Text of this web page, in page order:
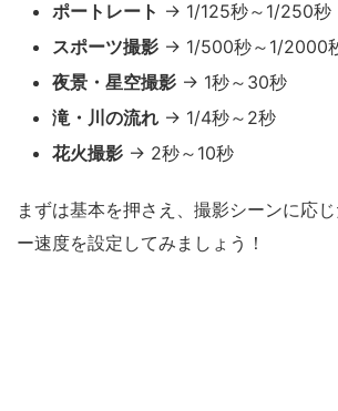
ポートレート → 1/125秒～1/250秒
スポーツ撮影 → 1/500秒～1/2000
夜景・星空撮影 → 1秒～30秒
滝・川の流れ → 1/4秒～2秒
花火撮影 → 2秒～10秒
まずは基本を押さえ、撮影シーンに応
ー速度を設定してみましょう！